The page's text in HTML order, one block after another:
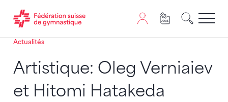
Passer au contenu
Naviguer vers le plan du siten
JavaScript est nécessaire pour naviguer sur ce site.
Actualités
Artistique: Oleg Verniaiev
et Hitomi Hatakeda